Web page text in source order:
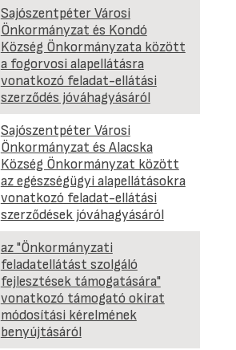
Sajószentpéter Városi
Önkormányzat és Kondó
Község Önkormányzata között
a fogorvosi alapellátásra
vonatkozó feladat-ellátási
szerződés jóváhagyásáról
Sajószentpéter Városi
Önkormányzat és Alacska
Község Önkormányzat között
az egészségügyi alapellátásokra
vonatkozó feladat-ellátási
szerződések jóváhagyásáról
az "Önkormányzati
feladatellátást szolgáló
fejlesztések támogatására"
vonatkozó támogató okirat
módosítási kérelmének
benyújtásáról